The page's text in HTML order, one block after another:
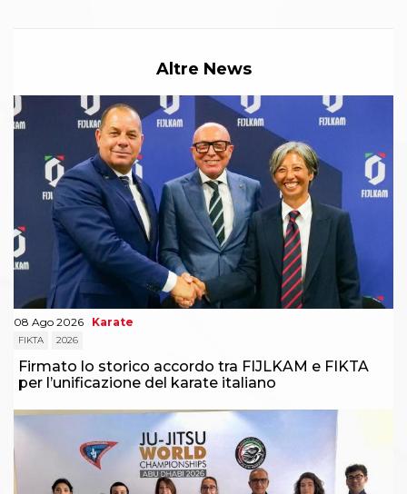
Altre News
08 Ago 2026 Karate
FIKTA 2026
Firmato lo storico accordo tra FIJLKAM e FIKTA
per l’unificazione del karate italiano